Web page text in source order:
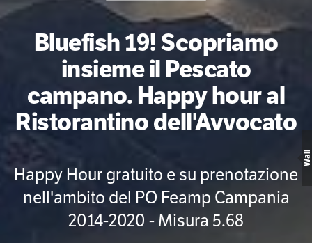
Bluefish 19! Scopriamo
insieme il Pescato
campano. Happy hour al
Ristorantino dell'Avvocato
Happy Hour gratuito e su prenotazione
nell'ambito del PO Feamp Campania
2014-2020 - Misura 5.68
Wall